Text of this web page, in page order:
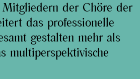
der Chöre der
das professionelle
gestalten mehr als
multiperspektivische